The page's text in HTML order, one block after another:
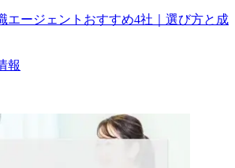
エージェントおすすめ4社｜選び方と成
報